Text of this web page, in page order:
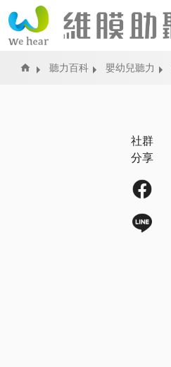
Home 聽力百科 嬰幼兒聽力
社群
分享